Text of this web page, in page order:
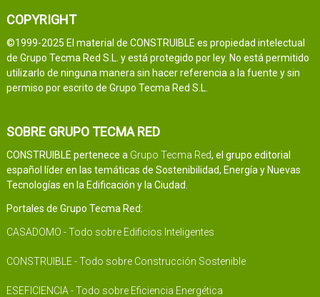
COPYRIGHT
©1999-2025 El material de CONSTRUIBLE es propiedad intelectual
de Grupo Tecma Red S.L. y está protegido por ley. No está permitido
utilizarlo de ninguna manera sin hacer referencia a la fuente y sin
permiso por escrito de Grupo Tecma Red S.L.
SOBRE GRUPO TECMA RED
CONSTRUIBLE pertenece a Grupo Tecma Red, el grupo editorial
español líder en las temáticas de Sostenibilidad, Energía y Nuevas
Tecnologías en la Edificación y la Ciudad.
Portales de Grupo Tecma Red:
CASADOMO - Todo sobre Edificios Inteligentes
CONSTRUIBLE - Todo sobre Construcción Sostenible
ESEFICIENCIA - Todo sobre Eficiencia Energética